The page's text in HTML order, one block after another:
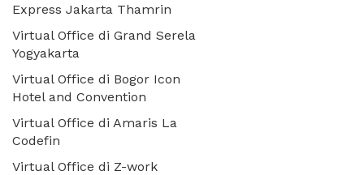
Express Jakarta Thamrin
Virtual Office di Grand Serela
Yogyakarta
Virtual Office di Bogor Icon
Hotel and Convention
Virtual Office di Amaris La
Codefin
Virtual Office di Z-work